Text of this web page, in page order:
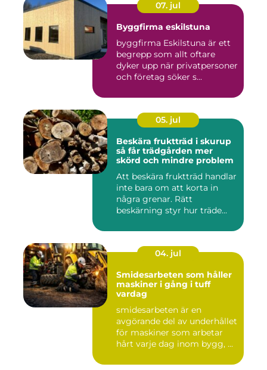
07. jul
Byggfirma eskilstuna
byggfirma Eskilstuna är ett
begrepp som allt oftare
dyker upp när privatpersoner
och företag söker s...
05. jul
Beskära fruktträd i skurup
så får trädgården mer
skörd och mindre problem
Att beskära fruktträd handlar
inte bara om att korta in
några grenar. Rätt
beskärning styr hur träde...
04. jul
Smidesarbeten som håller
maskiner i gång i tuff
vardag
smidesarbeten är en
avgörande del av underhållet
för maskiner som arbetar
hårt varje dag inom bygg, ...